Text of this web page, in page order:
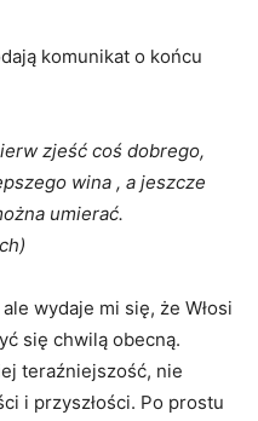
komunikat o końcu
zjeść coś dobrego,
wina , a jeszcze
umierać.
wydaje mi się, że Włosi
się chwilą obecną.
teraźniejszość, nie
i przyszłości. Po prostu